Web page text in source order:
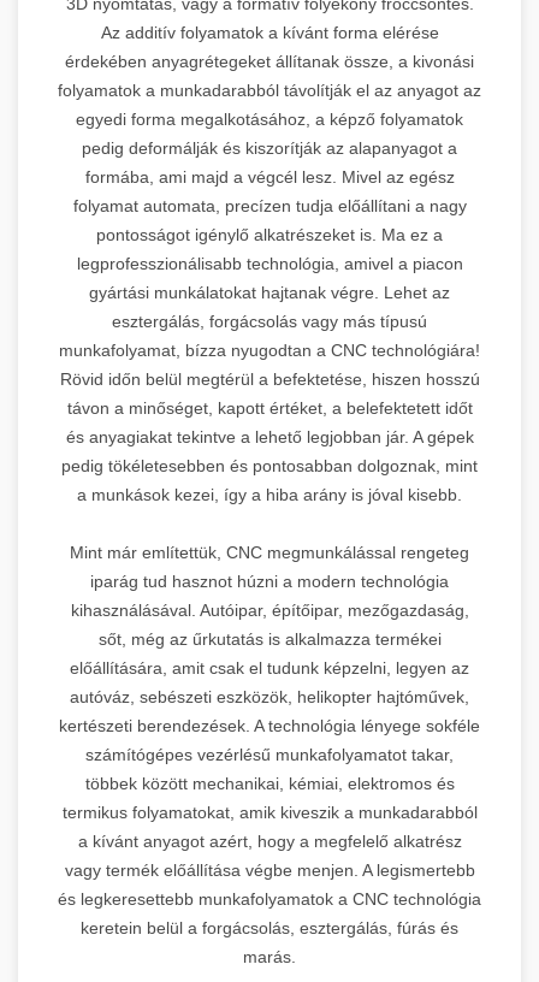
Az additív folyamatok a kívánt forma elérése
érdekében anyagrétegeket állítanak össze, a kivonási
folyamatok a munkadarabból távolítják el az anyagot az
egyedi forma megalkotásához, a képző folyamatok
pedig deformálják és kiszorítják az alapanyagot a
formába, ami majd a végcél lesz. Mivel az egész
folyamat automata, precízen tudja előállítani a nagy
pontosságot igénylő alkatrészeket is. Ma ez a
legprofesszionálisabb technológia, amivel a piacon
gyártási munkálatokat hajtanak végre. Lehet az
esztergálás, forgácsolás vagy más típusú
munkafolyamat, bízza nyugodtan a CNC technológiára!
Rövid időn belül megtérül a befektetése, hiszen hosszú
távon a minőséget, kapott értéket, a belefektetett időt
és anyagiakat tekintve a lehető legjobban jár. A gépek
pedig tökéletesebben és pontosabban dolgoznak, mint
a munkások kezei, így a hiba arány is jóval kisebb.
Mint már említettük, CNC megmunkálással rengeteg
iparág tud hasznot húzni a modern technológia
kihasználásával. Autóipar, építőipar, mezőgazdaság,
sőt, még az űrkutatás is alkalmazza termékei
előállítására, amit csak el tudunk képzelni, legyen az
autóváz, sebészeti eszközök, helikopter hajtóművek,
kertészeti berendezések. A technológia lényege sokféle
számítógépes vezérlésű munkafolyamatot takar,
többek között mechanikai, kémiai, elektromos és
termikus folyamatokat, amik kiveszik a munkadarabból
a kívánt anyagot azért, hogy a megfelelő alkatrész
vagy termék előállítása végbe menjen. A legismertebb
és legkeresettebb munkafolyamatok a CNC technológia
keretein belül a forgácsolás, esztergálás, fúrás és
marás.